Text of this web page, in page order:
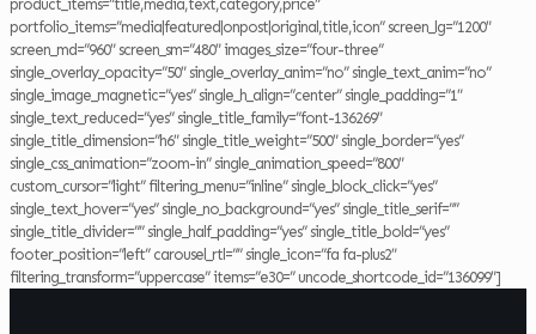
product_items=”title,media,text,category,price”
portfolio_items=”media|featured|onpost|original,title,icon” screen_lg=”1200″
screen_md=”960″ screen_sm=”480″ images_size=”four-three”
single_overlay_opacity=”50″ single_overlay_anim=”no” single_text_anim=”no”
single_image_magnetic=”yes” single_h_align=”center” single_padding=”1″
single_text_reduced=”yes” single_title_family=”font-136269″
single_title_dimension=”h6″ single_title_weight=”500″ single_border=”yes”
single_css_animation=”zoom-in” single_animation_speed=”800″
custom_cursor=”light” filtering_menu=”inline” single_block_click=”yes”
single_text_hover=”yes” single_no_background=”yes” single_title_serif=””
single_title_divider=”” single_half_padding=”yes” single_title_bold=”yes”
footer_position=”left” carousel_rtl=”” single_icon=”fa fa-plus2″
filtering_transform=”uppercase” items=”e30=” uncode_shortcode_id=”136099″]